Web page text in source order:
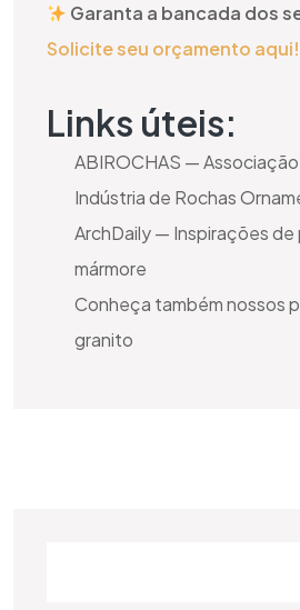
Garanta a bancada dos
Solicite seu orçamento aqui!
Links úteis:
ABIROCHAS —
Indústria de Rochas
ArchDaily — Inspirações
mármore
Conheça também nossos
granito